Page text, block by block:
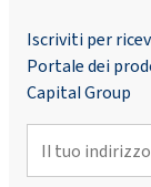
Iscriviti per
Portale dei
Capital Group